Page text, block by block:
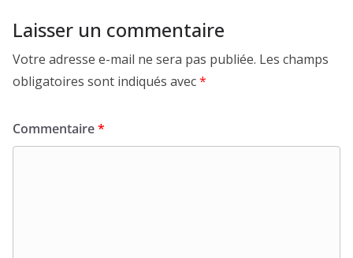
Laisser un commentaire
Votre adresse e-mail ne sera pas publiée. Les champs
obligatoires sont indiqués avec*
Commentaire*